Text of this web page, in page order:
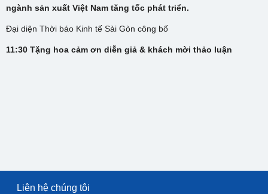
ngành sản xuất Việt Nam tăng tốc phát triển.
Đại diện Thời báo Kinh tế Sài Gòn công bố
11:30 Tặng hoa cảm ơn diễn giả & khách mời thảo luận
Liên hệ chúng tôi